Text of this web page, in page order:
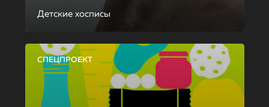
Детские хосписы
СПЕЦПРОЕКТ